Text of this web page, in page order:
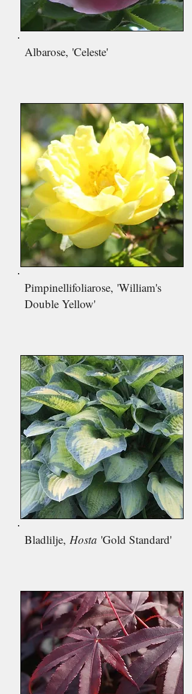
Albarose, 'Celeste'
Pimpinellifoliarose, 'William's
Double Yellow'
Bladlilje, Hosta 'Gold Standard'